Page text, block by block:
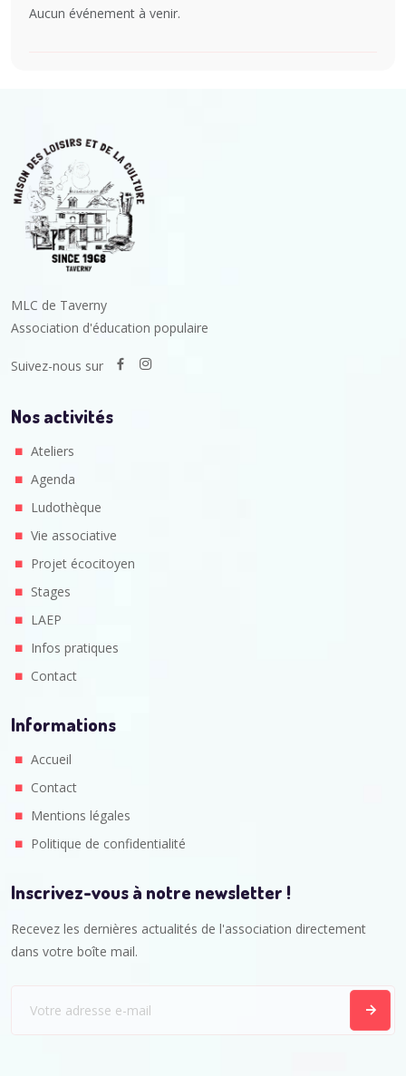
Aucun événement à venir.
MLC de Taverny
Association d'éducation populaire
Suivez-nous sur
Nos activités
Ateliers
Agenda
Ludothèque
Vie associative
Projet écocitoyen
Stages
LAEP
Infos pratiques
Contact
Informations
Accueil
Contact
Mentions légales
Politique de confidentialité
Inscrivez-vous à notre newsletter !
Recevez les dernières actualités de l'association directement
dans votre boîte mail.